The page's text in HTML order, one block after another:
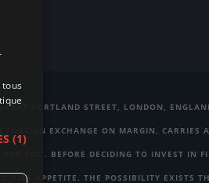
PORTLAND STREET, LONDON,
FOREIGN EXCHANGE ON MARGIN,
FOR YOU. BEFORE DECIDING TO INVEST IN
RISK APPETITE. THE POSSIBILITY EXISTS
tous
(1)